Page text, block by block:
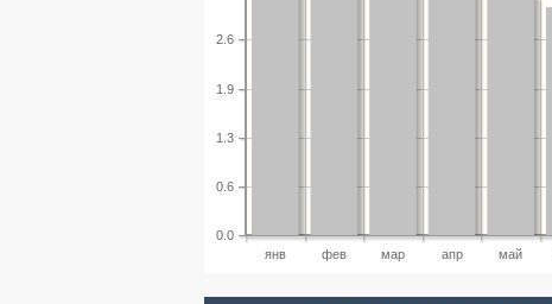
янв фев мар апр май
0.0
0.6
1.3
1.9
2.6